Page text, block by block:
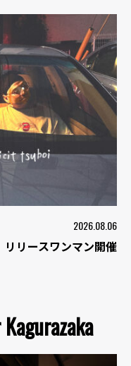
2026.08.06
リースワンマン開催